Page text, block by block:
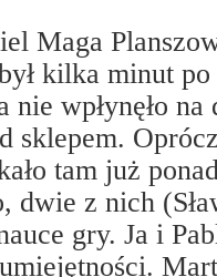
Maga
kilka minut
nie wpłynęło
sklepem.
tam już
dwie z nich
gry. Ja i